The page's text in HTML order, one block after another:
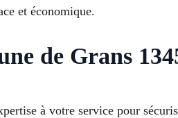
et économique.
de Grans
à votre service pour